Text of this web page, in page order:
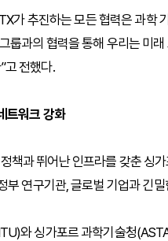
가 추진하는 모든 협력은 과학
룹과의 협력을 통해 우리는 미
고 전했다.
트워크 강화
책과 뛰어난 인프라를 갖춘 싱
부 연구기관, 글로벌 기업과 긴
와 싱가포르 과학기술청